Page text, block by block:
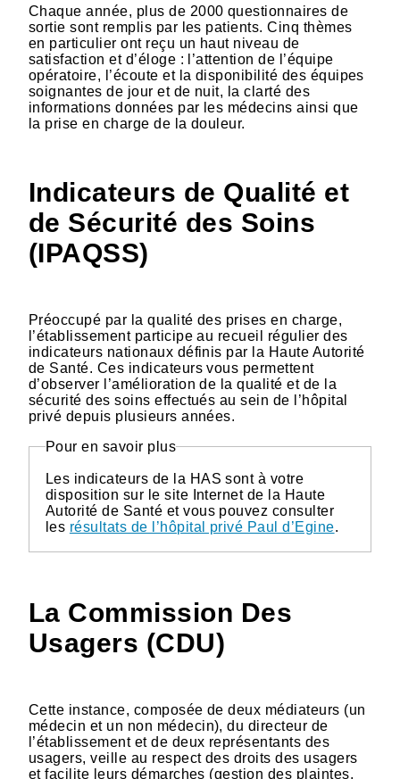
Chaque année, plus de 2000 questionnaires de
sortie sont remplis par les patients. Cinq thèmes
en particulier ont reçu un haut niveau de
satisfaction et d’éloge : l’attention de l’équipe
opératoire, l’écoute et la disponibilité des équipes
soignantes de jour et de nuit, la clarté des
informations données par les médecins ainsi que
la prise en charge de la douleur.
Indicateurs de Qualité et
de Sécurité des Soins
(IPAQSS)
Préoccupé par la qualité des prises en charge,
l’établissement participe au recueil régulier des
indicateurs nationaux définis par la Haute Autorité
de Santé. Ces indicateurs vous permettent
d’observer l’amélioration de la qualité et de la
sécurité des soins effectués au sein de l’hôpital
privé depuis plusieurs années.
Pour en savoir plus
Les indicateurs de la HAS sont à votre
disposition sur le site Internet de la Haute
Autorité de Santé et vous pouvez consulter
les résultats de l’hôpital privé Paul d’Egine.
La Commission Des
Usagers (CDU)
Cette instance, composée de deux médiateurs (un
médecin et un non médecin), du directeur de
l’établissement et de deux représentants des
usagers, veille au respect des droits des usagers
et facilite leurs démarches (gestion des plaintes,